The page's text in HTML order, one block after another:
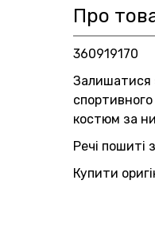
Про
360919170
Залишатися
костюм за
Речі пошиті
Купити